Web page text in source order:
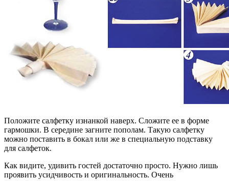
Положите салфетку изнанкой наверх. Сложите ее в форме
гармошки. В середине загните пополам. Такую салфетку
можно поставить в бокал или же в специальную подставку
для салфеток.
Как видите, удивить гостей достаточно просто. Нужно лишь
проявить усидчивость и оригинальность. Очень